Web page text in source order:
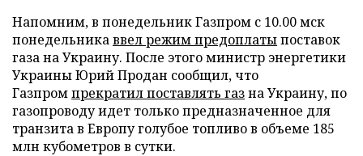
Напомним, в понедельник Газпром с 10.00 мск
понедельникаввел режим предоплатыпоставок
газа на Украину. После этого министр энергетики
Украины Юрий Продан сообщил, что
Газпромпрекратил поставлять газна Украину, по
газопроводу идет только предназначенное для
транзита в Европу голубое топливо в объеме 185
млн кубометров в сутки.